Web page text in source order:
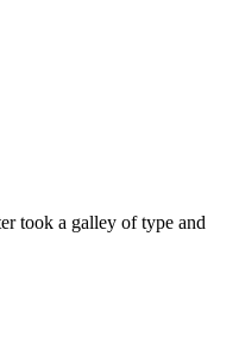
took a galley of type and